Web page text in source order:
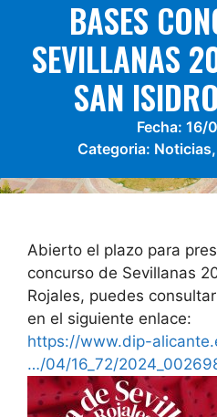
BASES
SEVILLANAS
SAN
Fecha: 16/
Categoria: Noticias,
Abierto el plazo para
concurso de Sevillanas
Rojales, puedes
en el siguiente enlace:
https://www.dip-
…/04/16_72/